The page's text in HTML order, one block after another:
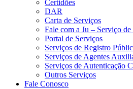
Certidões
DAR
Carta de Serviços
Fale com a Ju – Serviço
Portal de Serviços
Serviços de Registro
Serviços de Agentes
Serviços de Autenticação
Outros Serviços
Fale Conosco